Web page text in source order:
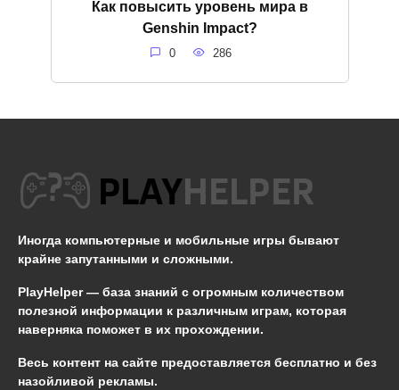
Как повысить уровень мира в
Genshin Impact?
0 286
Иногда компьютерные и мобильные игры бывают
крайне запутанными и сложными.
PlayHelper — база знаний с огромным количеством
полезной информации к различным играм, которая
наверняка поможет в их прохождении.
Весь контент на сайте предоставляется бесплатно и без
назойливой рекламы.